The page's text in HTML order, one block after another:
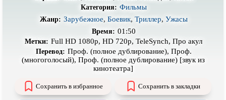
Про путешествия во времени Про роботов
Про самолёты
Про собак Про снайперов
Про танки
Про танцы Про тюрьму
Категория: Фильмы
Жанр: Зарубежное, Боевик, Триллер, Ужасы
Время: 01:50
Метки: Full HD 1080p, HD 720p, TeleSynch, Про акул
Перевод: Проф. (полное дублирование), Проф.
(многоголосый), Проф. (полное дублирование) [звук из
кинотеатра]
Сохранить в избранное Сохранить в закладки